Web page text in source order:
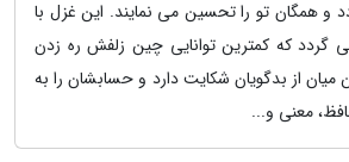
و همگان تو را تحسین می نمایند. این غزل با
که کمترین توانایی چین زلفش ره زدن
از بدگویان شکایت دارد و حسابشان را به
معنی و...